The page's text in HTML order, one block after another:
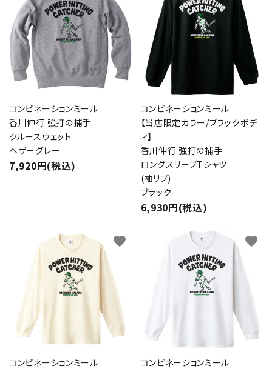
コンビネーションミール
香川伸行 強打の捕手
クルースウェット
ヘザーグレー
7,920円(税込)
コンビネーションミール
【当店限定カラー/ブラックボデ
ィ】
香川伸行 強打の捕手
ロングスリーブTシャツ
(袖リブ)
ブラック
6,930円(税込)
コンビネーションミール
favorite
コンビネーションミール
favorite